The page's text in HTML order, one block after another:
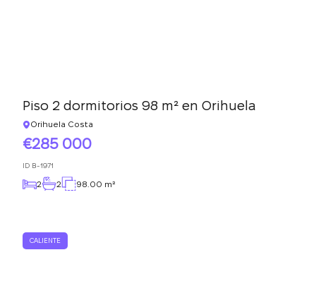
Piso 2 dormitorios 98 m² en Orihuela
Orihuela Costa
285 000
ID B-1971
2 2 98.00 m²
CALIENTE